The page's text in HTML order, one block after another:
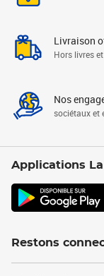
Livraison
Hors livres
Nos
sociétaux et
Applications
Restons